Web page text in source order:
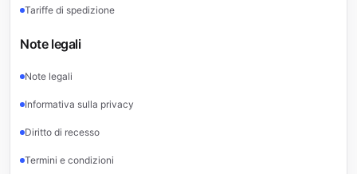
Tariffe di spedizione
Note legali
Note legali
Informativa sulla privacy
Diritto di recesso
Termini e condizioni